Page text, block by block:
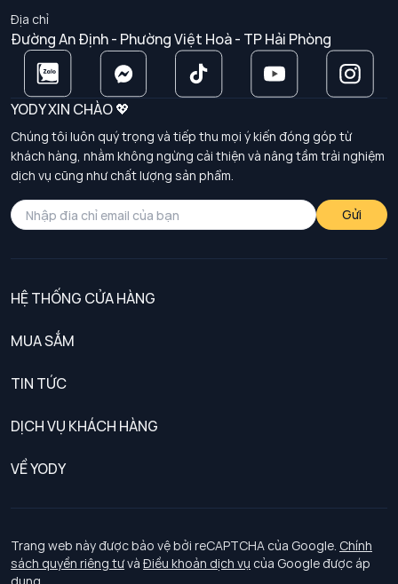
Địa chỉ
Đường An Định - Phường Việt Hoà - TP Hải Phòng
YODY XIN CHÀO 💖
Chúng tôi luôn quý trọng và tiếp thu mọi ý kiến đóng góp từ
khách hàng, nhằm không ngừng cải thiện và nâng tầm trải nghiệm
dịch vụ cũng như chất lượng sản phẩm.
Gửi
HỆ THỐNG CỬA HÀNG
MUA SẮM
TIN TỨC
DỊCH VỤ KHÁCH HÀNG
Chính sách khách hàng thân thiết
Chính sách bảo vệ dữ liệu cá nhân
Chính sách thanh toán, giao nhận
VỀ YODY
Tuyển dụng
Trang web này được bảo vệ bởi reCAPTCHA của Google. Chính
sách quyền riêng tưvà Điều khoản dịch vụ của Google được áp